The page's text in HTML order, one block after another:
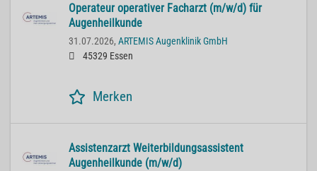
Operateur operativer Facharzt (m/w/d) für
Augenheilkunde
31.07.2026, ARTEMIS Augenklinik GmbH
45329 Essen
Merken
Assistenzarzt Weiterbildungsassistent
Augenheilkunde (m/w/d)